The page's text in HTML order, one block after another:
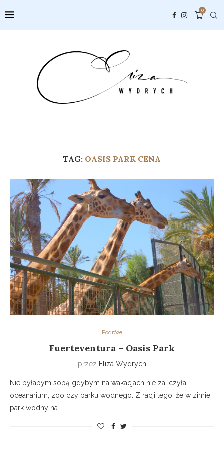
0
TAG: OASIS PARK CENA
Podróże
Fuerteventura – Oasis Park
przez Eliza Wydrych
Nie byłabym sobą gdybym na wakacjach nie zaliczyła
oceanarium, zoo czy parku wodnego. Z racji tego, że w zimie
park wodny na…